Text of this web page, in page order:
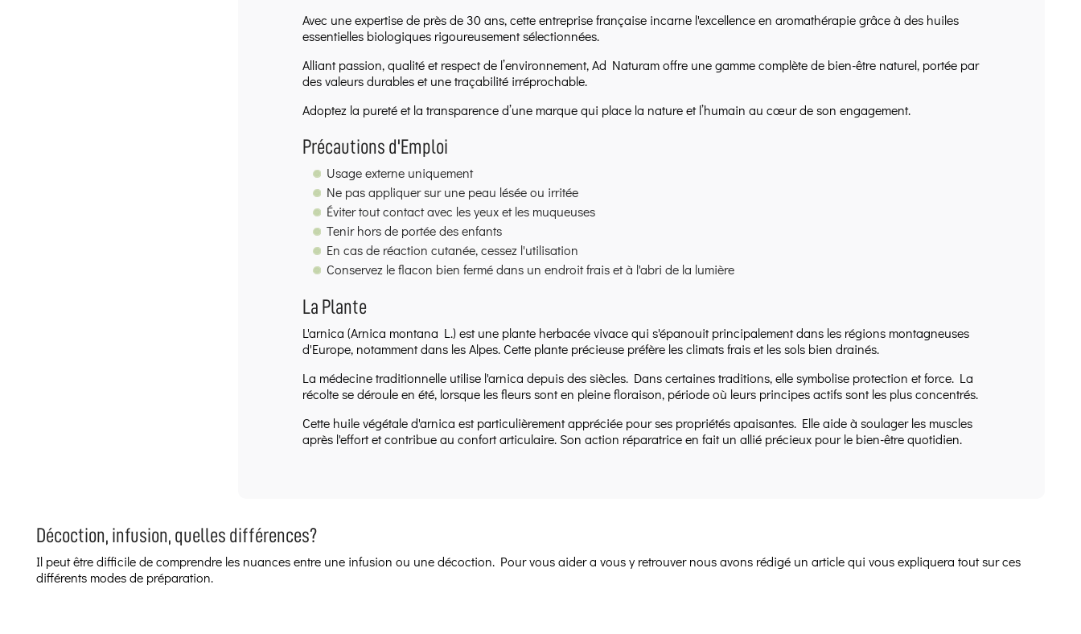
Avec une expertise de près de 30 ans, cette entreprise française incarne l'excellence en aromathérapie grâce à des huiles
essentielles biologiques rigoureusement sélectionnées.
Alliant passion, qualité et respect de l’environnement, Ad Naturam offre une gamme complète de bien-être naturel, portée par
des valeurs durables et une traçabilité irréprochable.
Adoptez la pureté et la transparence d’une marque qui place la nature et l’humain au cœur de son engagement.
Précautions d'Emploi
Usage externe uniquement
Ne pas appliquer sur une peau lésée ou irritée
Éviter tout contact avec les yeux et les muqueuses
Tenir hors de portée des enfants
En cas de réaction cutanée, cessez l'utilisation
Conservez le flacon bien fermé dans un endroit frais et à l'abri de la lumière
La Plante
L'arnica (Arnica montana L.) est une plante herbacée vivace qui s'épanouit principalement dans les régions montagneuses
d'Europe, notamment dans les Alpes. Cette plante précieuse préfère les climats frais et les sols bien drainés.
La médecine traditionnelle utilise l'arnica depuis des siècles. Dans certaines traditions, elle symbolise protection et force. La
récolte se déroule en été, lorsque les fleurs sont en pleine floraison, période où leurs principes actifs sont les plus concentrés.
Cette huile végétale d'arnica est particulièrement appréciée pour ses propriétés apaisantes. Elle aide à soulager les muscles
après l'effort et contribue au confort articulaire. Son action réparatrice en fait un allié précieux pour le bien-être quotidien.
Décoction, infusion, quelles différences?
Il peut être difficile de comprendre les nuances entre une infusion ou une décoction. Pour vous aider a vous y retrouver nous avons rédigé un article qui vous expliquera tout sur ces
différents modes de préparation.